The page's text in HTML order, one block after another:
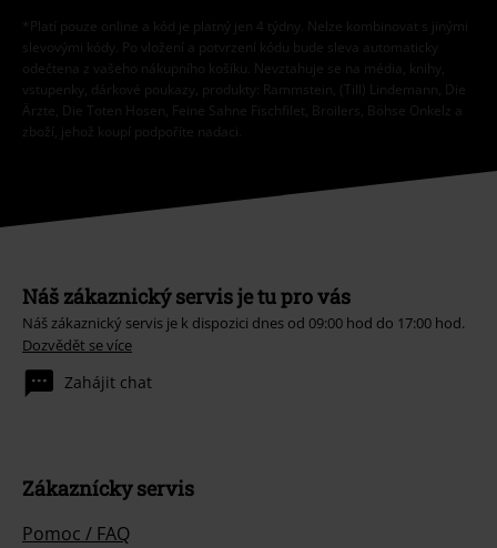
*Platí pouze online a kód je platný jen 4 týdny. Nelze kombinovat s jinými
slevovými kódy. Po vložení a potvrzení kódu bude sleva automaticky
odečtena z vašeho nákupního košíku. Nevztahuje se na média, knihy,
vstupenky, dárkové poukazy, produkty: Rammstein, (Till) Lindemann, Die
Ärzte, Die Toten Hosen, Feine Sahne Fischfilet, Broilers, Böhse Onkelz a
zboží, jehož koupí podpoříte nadaci.
Náš zákaznický servis je tu pro vás
Náš zákaznický servis je k dispozici dnes od 09:00 hod do 17:00 hod.
Dozvědět se více
Zahájit chat
Zákaznícky servis
Pomoc / FAQ